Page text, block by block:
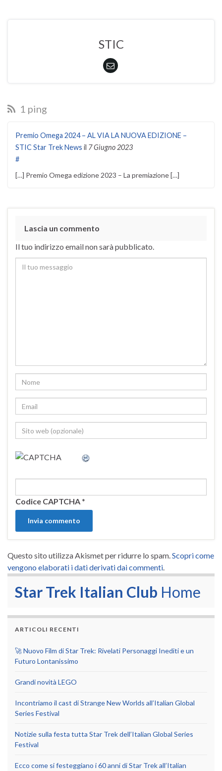
STIC
1 ping
Premio Omega 2024 – AL VIA LA NUOVA EDIZIONE –
STIC Star Trek News il 7 Giugno 2023
#
[…] Premio Omega edizione 2023 – La premiazione […]
Lascia un commento
Il tuo indirizzo email non sarà pubblicato.
Codice CAPTCHA*
Questo sito utilizza Akismet per ridurre lo spam.Scopri come
vengono elaborati i dati derivati dai commenti.
Star Trek Italian Club Home
ARTICOLI RECENTI
🚀 Nuovo Film di Star Trek: Rivelati Personaggi Inediti e un
Futuro Lontanissimo
Grandi novità LEGO
Incontriamo il cast di Strange New Worlds all’Italian Global
Series Festival
Notizie sulla festa tutta Star Trek dell’Italian Global Series
Festival
Ecco come si festeggiano i 60 anni di Star Trek all’Italian